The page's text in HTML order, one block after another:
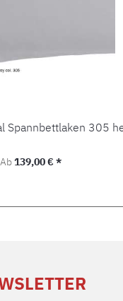
Spannbettlaken 305
Regulärer Preis:
Ab139,00 € *